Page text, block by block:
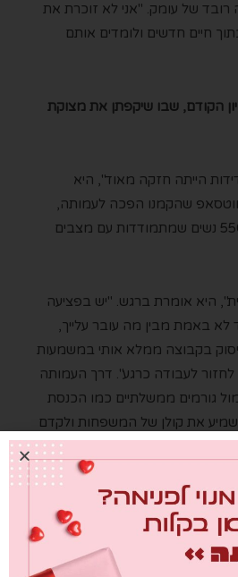
רובד של עומק. "אני לא זוכרת את
חיים חדשים ולומדים אותם
הקודם, שבו שיקפתן את מצוקת
הייתה חזקה מאוד", היא
שהקמנו הפכה לעמותה,
שמקיפה היום יותר מ־550 נשים שמתמודדות עם מצבים
היא אומרת ברגש. "יש בפציעה
לא באמת מבין מה עובר עלייך,
בקבוצה ממלא אותי במשמעות
לעבודה כרגע". דרך העמותה
גורמים ממשלתיים כמו הכנסת
את קולן של המשפחות ולקדם
לנשות פצועים שעדיין לא מצאו
כול, שתדעו שאתן לא לבד". היא
נשות הפצועים" בפייסבוק.
עקרונות חיוניים: "תהיי בחמלה כלפי